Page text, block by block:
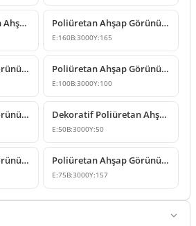
Dekoratif Poliüretan Ahşap Görünümlü Kiriş ve Kütük Modeli Poliüretan Ahşap Görünümlü Kiriş ve Mertek Modeli
E:160B:3000Y:165
Poliüretan Ahşap Görünümlü Dekoratif Kiriş Kütük Modeli Poliüretan Ahşap Görünümlü Kiriş ve Kütük Modelleri
E:100B:3000Y:100
Poliüretan Ahşap Görünümlü Kiriş ve Mertek Modelleri Dekoratif Poliüretan Ahşap Görünümlü Kiriş ve Kütük Modeli
E:50B:3000Y:50
Poliüretan Ahşap Görünümlü Kiriş Kütük Tasarımı Poliüretan Ahşap Görünümlü Kiriş ve Mertek Modelleri
E:75B:3000Y:157